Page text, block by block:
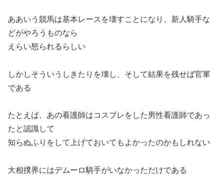
ああいう競馬は基本レースを壊すことになり、新人騎手な
どがやろうものなら
えらい怒られるらしい
しかしそういうしきたりを壊し、そして結果を残せば官軍
である
たとえば、あの看護師はコスプレをした男性看護師であっ
たと認識して
知らぬふりをして上げておいてもよかったのかもしれない
大相撲界にはデムーロ騎手がいなかっただけである